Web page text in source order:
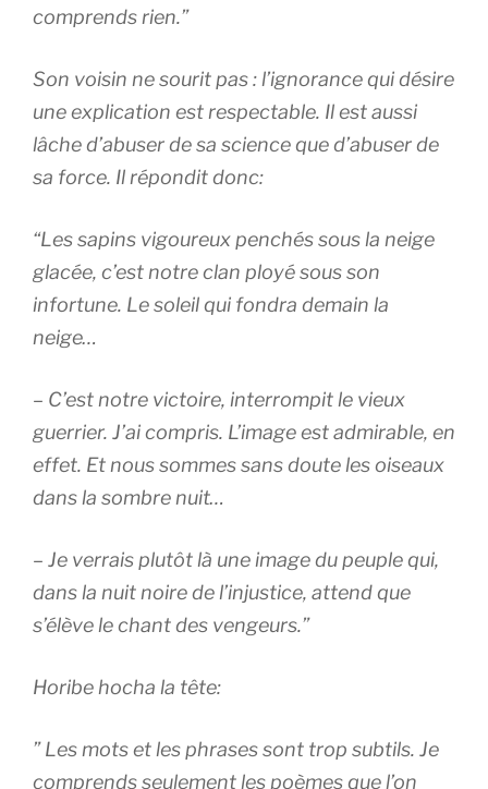
comprends rien.”
Son voisin ne sourit pas : l’ignorance qui désire
une explication est respectable. Il est aussi
lâche d’abuser de sa science que d’abuser de
sa force. Il répondit donc:
“Les sapins vigoureux penchés sous la neige
glacée, c’est notre clan ployé sous son
infortune. Le soleil qui fondra demain la
neige…
– C’est notre victoire, interrompit le vieux
guerrier. J’ai compris. L’image est admirable, en
effet. Et nous sommes sans doute les oiseaux
dans la sombre nuit…
– Je verrais plutôt là une image du peuple qui,
dans la nuit noire de l’injustice, attend que
s’élève le chant des vengeurs.”
Horibe hocha la tête:
” Les mots et les phrases sont trop subtils. Je
comprends seulement les poèmes que l’on